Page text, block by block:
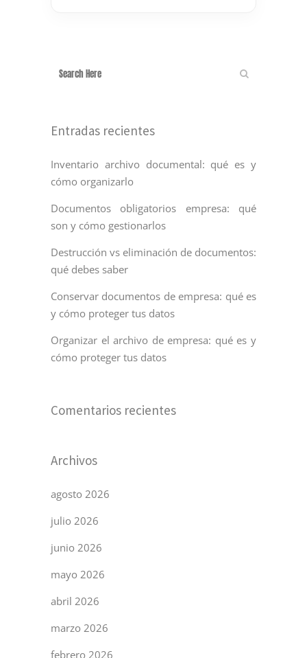
Entradas recientes
Inventario archivo documental: qué es y
cómo organizarlo
Documentos obligatorios empresa: qué
son y cómo gestionarlos
Destrucción vs eliminación de documentos:
qué debes saber
Conservar documentos de empresa: qué es
y cómo proteger tus datos
Organizar el archivo de empresa: qué es y
cómo proteger tus datos
Comentarios recientes
Archivos
agosto 2026
julio 2026
junio 2026
mayo 2026
abril 2026
marzo 2026
febrero 2026